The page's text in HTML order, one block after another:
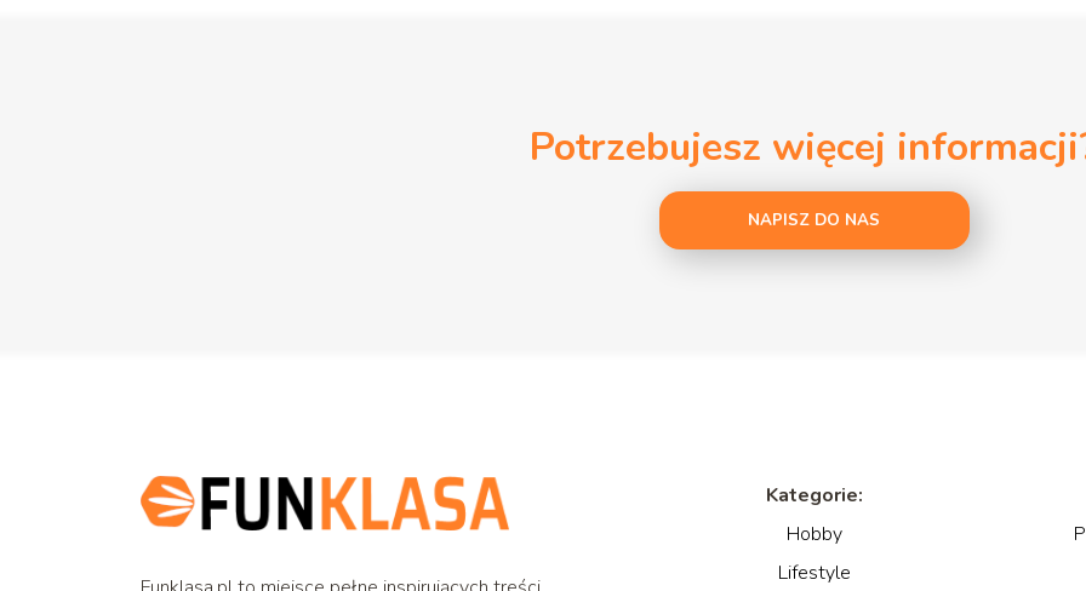
Potrzebujesz więcej
NAPISZ DO NAS
Kategorie:
Hobby
Lifestyle